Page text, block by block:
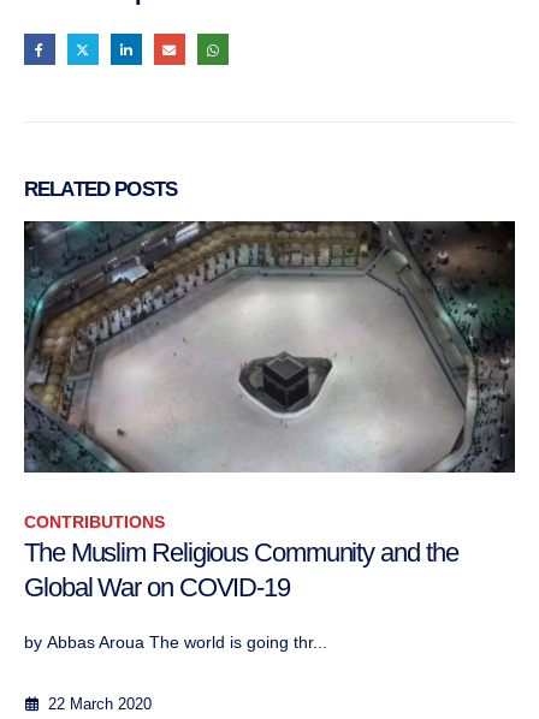
RELATED POSTS
CONTRIBUTIONS
The Muslim Religious Community and the
Global War on COVID-19
by Abbas Aroua The world is going thr...
22 March 2020